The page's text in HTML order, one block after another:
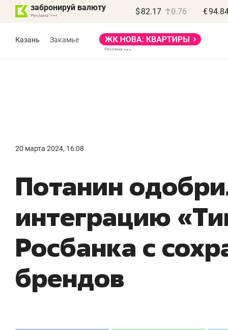
забронируй валюту $ 82.17 0.76 €
Казань Закамье
20 марта 2024, 16:08
Потанин
интеграцию
Росбанка с
брендов
правил, бизнес может
потерять минимум
Как бизнесу выйти на зарубежные
чем интересен Оман?